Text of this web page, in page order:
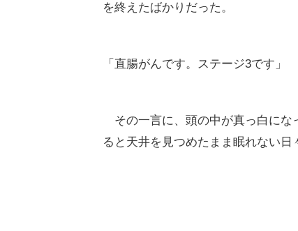
を終えたばかりだった。
「直腸がんです。ステージ3です」
その一言に、頭の中が真っ白にな
ると天井を見つめたまま眠れない日